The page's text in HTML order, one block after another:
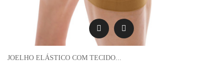
JOELHO ELÁSTICO COM TECIDO...